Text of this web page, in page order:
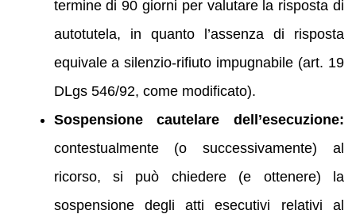
termine di 90 giorni per valutare la risposta di
autotutela, in quanto l’assenza di risposta
equivale a silenzio-rifiuto impugnabile (art. 19
DLgs 546/92, come modificato).
Sospensione cautelare dell’esecuzione:
contestualmente (o successivamente) al
ricorso, si può chiedere (e ottenere) la
sospensione degli atti esecutivi relativi al